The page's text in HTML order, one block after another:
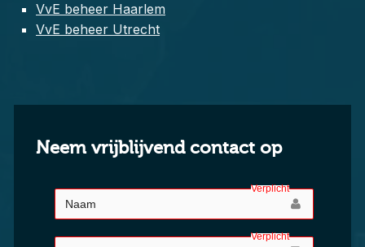
VvE beheer Haarlem
VvE beheer Utrecht
Neem vrijblijvend contact op
Verplicht
Verplicht